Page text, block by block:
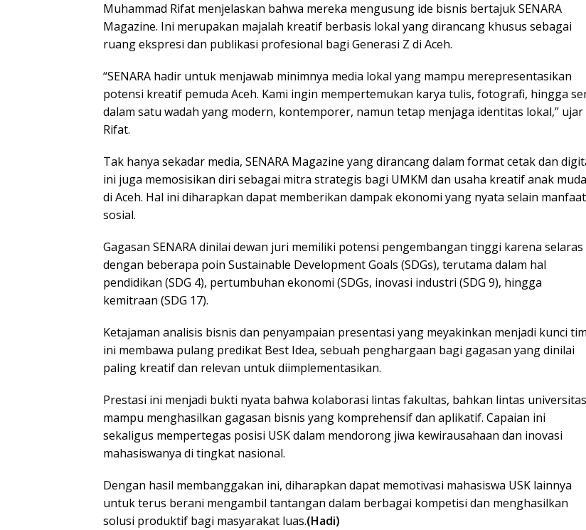
Muhammad Rifat menjelaskan bahwa mereka mengusung ide bisnis bertajuk SENARA
Magazine. Ini merupakan majalah kreatif berbasis lokal yang dirancang khusus sebagai
ruang ekspresi dan publikasi profesional bagi Generasi Z di Aceh.
“SENARA hadir untuk menjawab minimnya media lokal yang mampu merepresentasikan
potensi kreatif pemuda Aceh. Kami ingin mempertemukan karya tulis, fotografi, hingga
dalam satu wadah yang modern, kontemporer, namun tetap menjaga identitas lokal,” ujar
Rifat.
Tak hanya sekadar media, SENARA Magazine yang dirancang dalam format cetak dan
ini juga memosisikan diri sebagai mitra strategis bagi UMKM dan usaha kreatif anak muda
di Aceh. Hal ini diharapkan dapat memberikan dampak ekonomi yang nyata selain manfaat
sosial.
Gagasan SENARA dinilai dewan juri memiliki potensi pengembangan tinggi karena selaras
dengan beberapa poin Sustainable Development Goals (SDGs), terutama dalam hal
pendidikan (SDG 4), pertumbuhan ekonomi (SDGs, inovasi industri (SDG 9), hingga
kemitraan (SDG 17).
Ketajaman analisis bisnis dan penyampaian presentasi yang meyakinkan menjadi kunci tim
ini membawa pulang predikat Best Idea, sebuah penghargaan bagi gagasan yang dinilai
paling kreatif dan relevan untuk diimplementasikan.
Prestasi ini menjadi bukti nyata bahwa kolaborasi lintas fakultas, bahkan lintas
mampu menghasilkan gagasan bisnis yang komprehensif dan aplikatif. Capaian ini
sekaligus mempertegas posisi USK dalam mendorong jiwa kewirausahaan dan inovasi
mahasiswanya di tingkat nasional.
Dengan hasil membanggakan ini, diharapkan dapat memotivasi mahasiswa USK lainnya
untuk terus berani mengambil tantangan dalam berbagai kompetisi dan menghasilkan
solusi produktif bagi masyarakat luas.(Hadi)